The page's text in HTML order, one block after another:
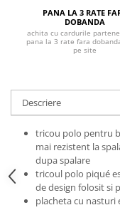
Pentru sudura
Jachete pentru sudura
Pantaloni de protectie
Pentru copii
Pantaloni de lucru cu
Veste de lucru
Pentru femei
Bluze pentru femei
Fleece-uri
Halate
PANA LA 3 RATE
DOBANDA
achita cu cardurile
pana la 3 rate fara
pe site
Descriere
tricou polo pentru
mai rezistent la
dupa spalare
tricoul polo piqué
de design folosit si
placheta cu